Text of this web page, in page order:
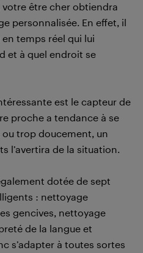
être cher obtiendra
personnalisée. En effet, il
temps réel qui lui
et à quel endroit se
est le capteur de
proche a tendance à se
trop doucement, un
l’avertira de la situation.
dotée de sept
: nettoyage
gencives, nettoyage
de la langue et
s’adapter à toutes sortes